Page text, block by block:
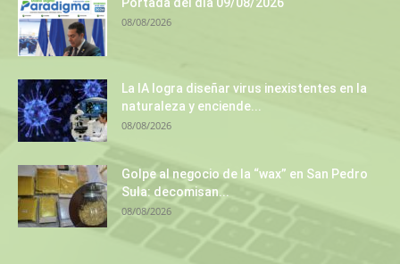
08/08/2026
La IA logra diseñar virus inexistentes en la
naturaleza y enciende...
08/08/2026
Golpe al negocio de la “wax” en San Pedro
Sula: decomisan...
08/08/2026